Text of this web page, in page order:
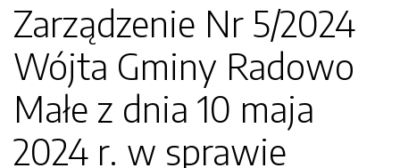
Zarządzenie Nr 5/2024
Wójta Gminy Radowo
Małe z dnia 10 maja
2024 r. w sprawie